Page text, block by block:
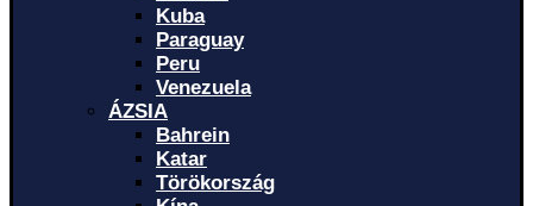
Kuba
Paraguay
Peru
Venezuela
ÁZSIA
Bahrein
Katar
Törökország